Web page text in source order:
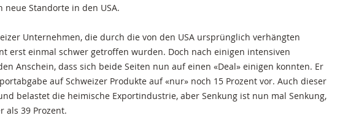
Standorte in den USA.
Unternehmen, die durch die von den USA ursprünglich verhängten
erst einmal schwer getroffen wurden. Doch nach einigen intensiven
Anschein, dass sich beide Seiten nun auf einen «Deal» einigen konnten. Er
auf Schweizer Produkte auf «nur» noch 15 Prozent vor. Auch dieser
belastet die heimische Exportindustrie, aber Senkung ist nun mal Senkung,
als 39 Prozent.